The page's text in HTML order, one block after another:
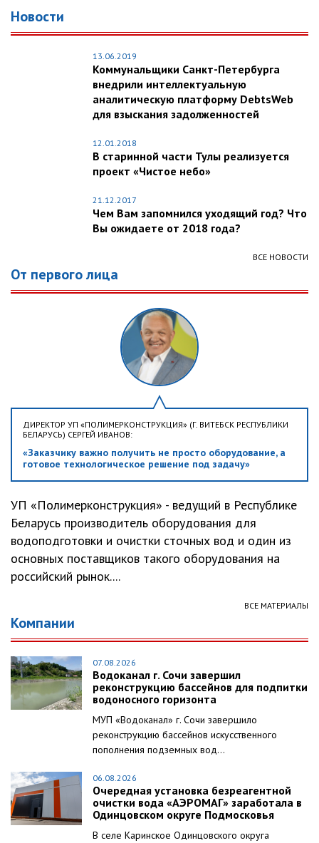
Новости
13.06.2019
Коммунальщики Санкт-Петербурга
внедрили интеллектуальную
аналитическую платформу DebtsWeb
для взыскания задолженностей
12.01.2018
В старинной части Тулы реализуется
проект «Чистое небо»
21.12.2017
Чем Вам запомнился уходящий год? Что
Вы ожидаете от 2018 года?
ВСЕ НОВОСТИ
От первого лица
ДИРЕКТОР УП «ПОЛИМЕРКОНСТРУКЦИЯ» (Г. ВИТЕБСК РЕСПУБЛИКИ
БЕЛАРУСЬ) СЕРГЕЙ ИВАНОВ:
«Заказчику важно получить не просто оборудование, а
готовое технологическое решение под задачу»
УП «Полимерконструкция» - ведущий в Республике
Беларусь производитель оборудования для
водоподготовки и очистки сточных вод и один из
основных поставщиков такого оборудования на
российский рынок....
ВСЕ МАТЕРИАЛЫ
Компании
07.08.2026
Водоканал г. Сочи завершил
реконструкцию бассейнов для подпитки
водоносного горизонта
МУП «Водоканал» г. Сочи завершило
реконструкцию бассейнов искусственного
пополнения подземных вод...
06.08.2026
Очередная установка безреагентной
очистки вода «АЭРОМАГ» заработала в
Одинцовском округе Подмосковья
В селе Каринское Одинцовского округа